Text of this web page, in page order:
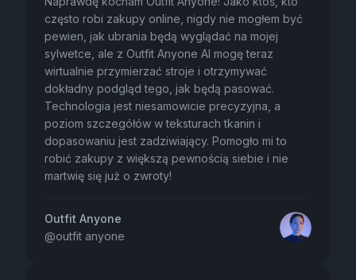
często robi zakupy online, nigdy nie mogłem być
pewien, jak ubrania będą wyglądać na mojej
sylwetce, ale z Outfit Anyone AI mogę teraz
wirtualnie przymierzać stroje i otrzymywać
dokładny podgląd tego, jak będą pasować.
Technologia jest niesamowicie precyzyjna, a
poziom szczegółów w teksturach tkanin i
dopasowaniu jest zadziwiający. Pomogło mi to
robić zakupy z większą pewnością siebie i nie
martwię się już o zwroty!
Outfit Anyone
@outfit anyone